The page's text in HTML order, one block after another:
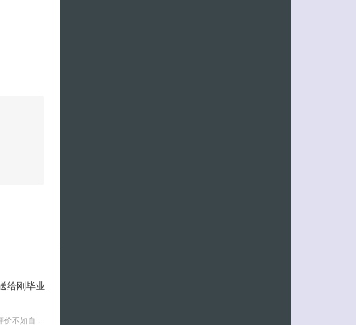
给刚毕业
不如自…